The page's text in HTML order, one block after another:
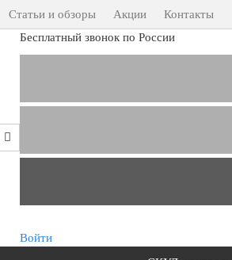
Статьи и обзоры Акции
Контакты
Бесплатный звонок по России
Войти